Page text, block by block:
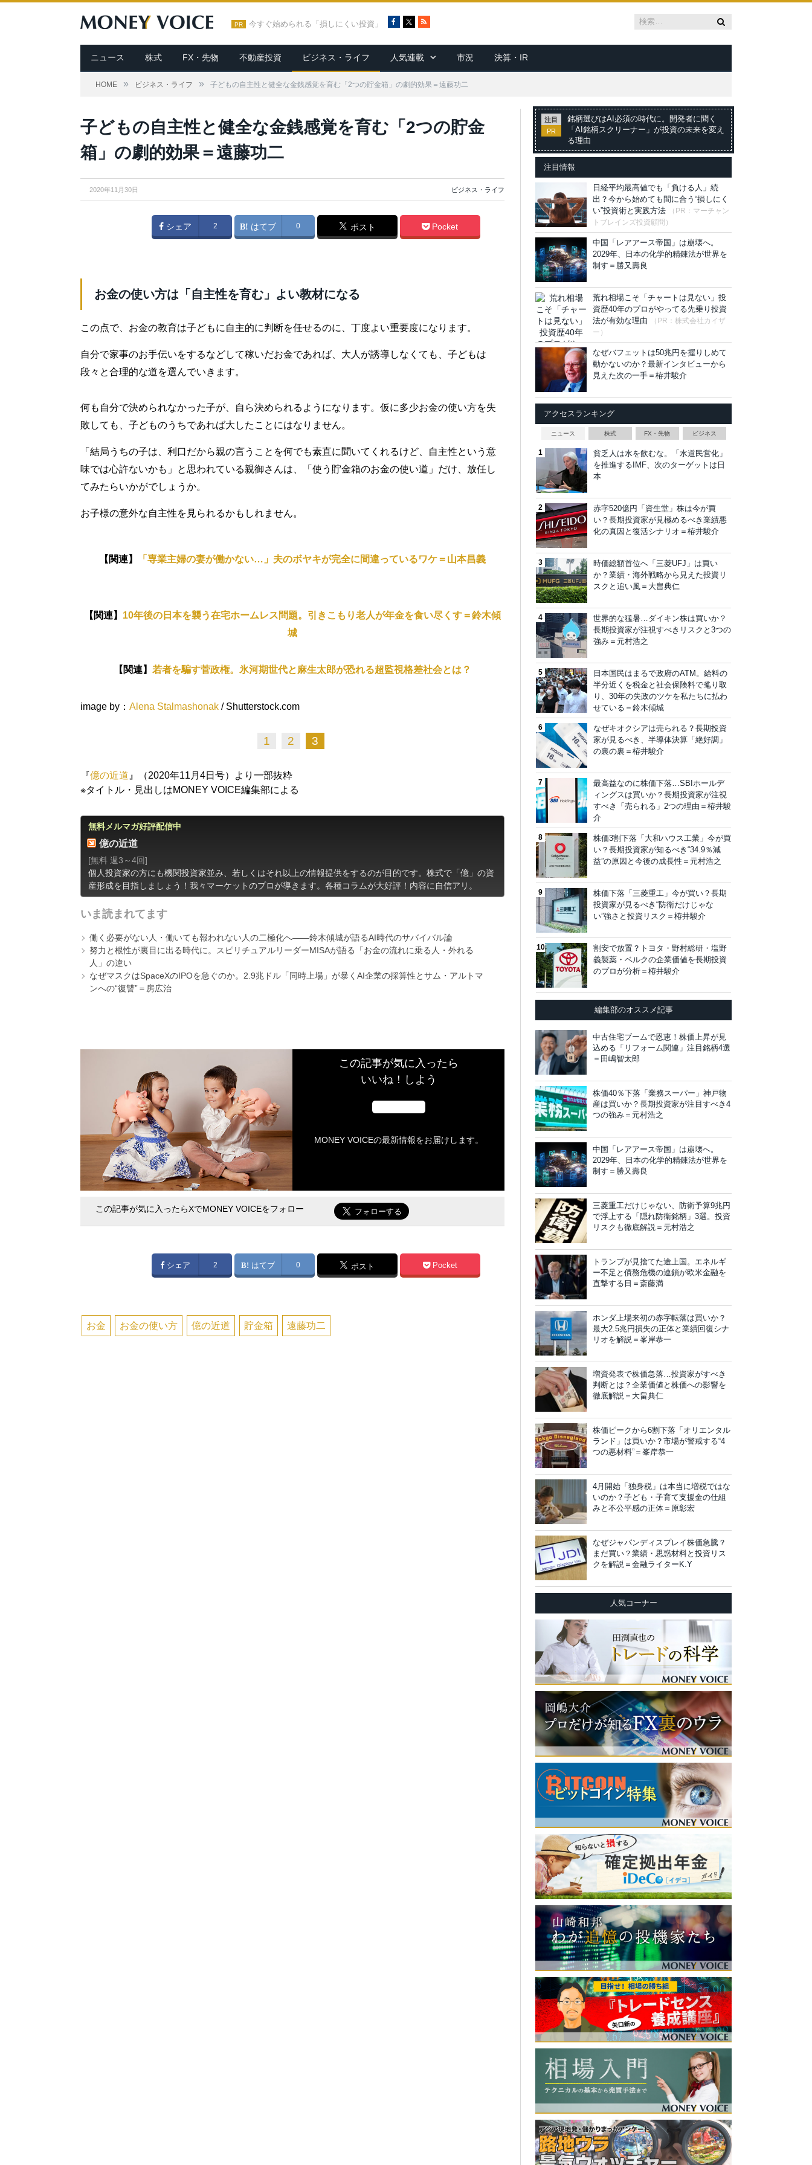
PR 今すぐ始められる「損しにくい投資」
c
e
b
o
R
S
ニュース 株式 FX・先物 不動産投資 ビジネス・ライフ 人気連載 市況 決算・IR
HOME » ビジネス・ライフ » 子どもの自主性と健全な金銭感覚を育む「2つの貯金箱」の劇的効果＝遠藤功二
子どもの自主性と健全な金銭感覚を育む「2つの貯金
箱」の劇的効果＝遠藤功二
2020年11月30日 ビジネス・ライフ
シェア 2 はてブ 0 ポスト Pocket
お金の使い方は「自主性を育む」よい教材になる
この点で、お金の教育は子どもに自主的に判断を任せるのに、丁度よい重要度になります。
自分で家事のお手伝いをするなどして稼いだお金であれば、大人が誘導しなくても、子どもは
段々と合理的な道を選んでいきます。
何も自分で決められなかった子が、自ら決められるようになります。仮に多少お金の使い方を失
敗しても、子どものうちであれば大したことにはなりません。
「結局うちの子は、利口だから親の言うことを何でも素直に聞いてくれるけど、自主性という意
味では心許ないかも」と思われている親御さんは、「使う貯金箱のお金の使い道」だけ、放任し
てみたらいかがでしょうか。
お子様の意外な自主性を見られるかもしれません。
【関連】 「専業主婦の妻が働かない…」夫のボヤキが完全に間違っているワケ＝山本昌義
【関連】 10年後の日本を襲う在宅ホームレス問題。引きこもり老人が年金を食い尽くす＝鈴木傾
城
【関連】 若者を騙す菅政権。氷河期世代と麻生太郎が恐れる超監視格差社会とは？
image by： Alena Stalmashonak / Shutterstock.com
1 2 3
『億の近道 』（2020年11月4日号）より一部抜粋
※タイトル・見出しはMONEY VOICE編集部による
無料メルマガ好評配信中
億の近道
[無料 週3～4回]
個人投資家の方にも機関投資家並み、若しくはそれ以上の情報提供をするのが目的です。株式で「億」の資
産形成を目指しましょう！我々マーケットのプロが導きます。各種コラムが大好評！内容に自信アリ。
いま読まれてます
働く必要がない人・働いても報われない人の二極化へ――鈴木傾城が語るAI時代のサバイバル論
努力と根性が裏目に出る時代に。スピリチュアルリーダーMISAが語る「お金の流れに乗る人・外れる
人」の違い
なぜマスクはSpaceXのIPOを急ぐのか。2.9兆ドル「同時上場」が暴くAI企業の採算性とサム・アルトマ
ンへの“復讐”＝房広治
この記事が気に入ったら
いいね！しよう
MONEY VOICEの最新情報をお届けします。
この記事が気に入ったらXでMONEY VOICEをフォロー
シェア 2 はてブ 0 ポスト Pocket
お金 お金の使い方 億の近道 貯金箱 遠藤功二
注目
PR
銘柄選びはAI必須の時代に。開発者に聞く
「AI銘柄スクリーナー」が投資の未来を変え
る理由
注目情報
日経平均最高値でも「負ける人」続
出？今から始めても間に合う“損しにく
い”投資術と実践方法
（PR：マーチャン
トブレインズ投資顧問）
中国「レアアース帝国」は崩壊へ。
2029年、日本の化学的精錬法が世界を
制す＝勝又壽良
荒れ相場こそ「チャートは見ない」投
資歴40年のプロがやってる先乗り投資
法が有効な理由
（PR：株式会社カイザ
ー）
なぜバフェットは50兆円を握りしめて
動かないのか？最新インタビューから
見えた次の一手＝栫井駿介
アクセスランキング
ニュース 株式 FX・先物 ビジネス
貧乏人は水を飲むな。「水道民営化」
を推進するIMF、次のターゲットは日
本
赤字520億円「資生堂」株は今が買
い？長期投資家が見極めるべき業績悪
化の真因と復活シナリオ＝栫井駿介
時価総額首位へ「三菱UFJ」は買い
か？業績・海外戦略から見えた投資リ
スクと追い風＝大畠典仁
世界的な猛暑…ダイキン株は買いか？
長期投資家が注視すべきリスクと3つの
強み＝元村浩之
日本国民はまるで政府のATM。給料の
半分近くを税金と社会保険料で毟り取
り、30年の失政のツケを私たちに払わ
せている＝鈴木傾城
なぜキオクシアは売られる？長期投資
家が見るべき、半導体決算「絶好調」
の裏の裏＝栫井駿介
最高益なのに株価下落…SBIホールデ
ィングスは買いか？長期投資家が注視
すべき「売られる」2つの理由＝栫井駿
介
株価3割下落「大和ハウス工業」今が買
い？長期投資家が知るべき“34.9％減
益”の原因と今後の成長性＝元村浩之
株価下落「三菱重工」今が買い？長期
投資家が見るべき“防衛だけじゃな
い”強さと投資リスク＝栫井駿介
割安で放置？トヨタ・野村総研・塩野
義製薬・ベルクの企業価値を長期投資
のプロが分析＝栫井駿介
編集部のオススメ記事
中古住宅ブームで恩恵！株価上昇が見
込める「リフォーム関連」注目銘柄4選
＝田嶋智太郎
株価40％下落「業務スーパー」神戸物
産は買いか？長期投資家が注目すべき4
つの強み＝元村浩之
中国「レアアース帝国」は崩壊へ。
2029年、日本の化学的精錬法が世界を
制す＝勝又壽良
三菱重工だけじゃない、防衛予算9兆円
で浮上する「隠れ防衛銘柄」3選。投資
リスクも徹底解説＝元村浩之
トランプが見捨てた途上国。エネルギ
ー不足と債務危機の連鎖が欧米金融を
直撃する日＝斎藤満
ホンダ上場来初の赤字転落は買いか？
最大2.5兆円損失の正体と業績回復シナ
リオを解説＝峯岸恭一
増資発表で株価急落…投資家がすべき
判断とは？企業価値と株価への影響を
徹底解説＝大畠典仁
株価ピークから6割下落「オリエンタル
ランド」は買いか？市場が警戒する“4
つの悪材料”＝峯岸恭一
4月開始「独身税」は本当に増税ではな
いのか？子ども・子育て支援金の仕組
みと不公平感の正体＝原彰宏
なぜジャパンディスプレイ株価急騰？
まだ買い？業績・思惑材料と投資リス
クを解説＝金融ライターK.Y
人気コーナー